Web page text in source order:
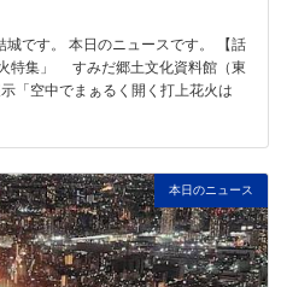
です。 本日のニュースです。 【話
特集」 すみだ郷土文化資料館（東
「空中でまぁるく開く打上花火は
本日のニュース